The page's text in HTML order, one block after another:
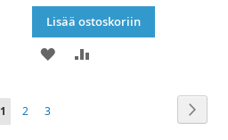
Lisää ostoskoriin
LISÄÄ
Sivu
You're
1 Sivu
2 Sivu
3